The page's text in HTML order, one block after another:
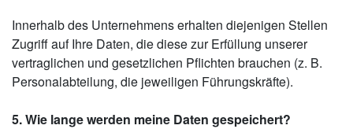
Innerhalb des Unternehmens erhalten diejenigen Stellen
Zugriff auf Ihre Daten, die diese zur Erfüllung unserer
vertraglichen und gesetzlichen Pflichten brauchen (z. B.
Personalabteilung, die jeweiligen Führungskräfte).
5. Wie lange werden meine Daten gespeichert?